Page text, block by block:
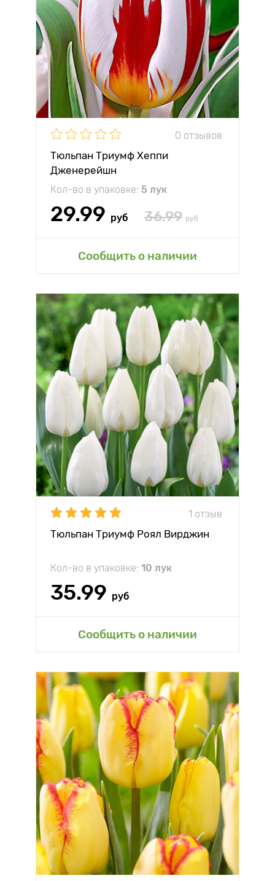
0 отзывов
Тюльпан Триумф Хеппи
Дженерейшн
Кол-во в упаковке: 5 лук
29.99 руб 36.99 руб
Сообщить о наличии
1 отзыв
Тюльпан Триумф Роял Вирджин
Кол-во в упаковке: 10 лук
35.99 руб
Сообщить о наличии